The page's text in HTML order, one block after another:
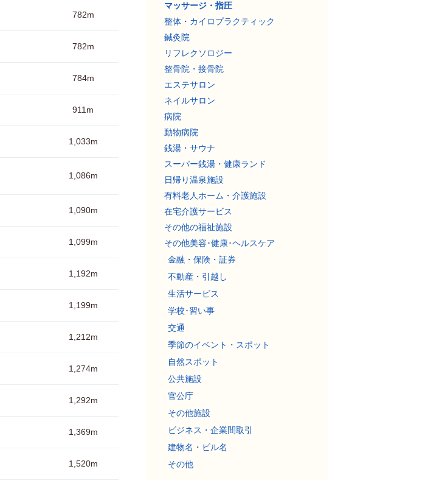
782m
782m
784m
911m
1,033m
1,086m
1,090m
1,099m
1,192m
1,199m
1,212m
1,274m
1,292m
1,369m
1,520m
マッサージ・指圧
整体・カイロプラクティック
鍼灸院
リフレクソロジー
整骨院・接骨院
エステサロン
ネイルサロン
病院
動物病院
銭湯・サウナ
スーパー銭湯・健康ランド
日帰り温泉施設
有料老人ホーム・介護施設
在宅介護サービス
その他の福祉施設
その他美容･健康･ヘルスケア
金融・保険・証券
不動産・引越し
生活サービス
学校･習い事
交通
季節のイベント・スポット
自然スポット
公共施設
官公庁
その他施設
ビジネス・企業間取引
建物名・ビル名
その他